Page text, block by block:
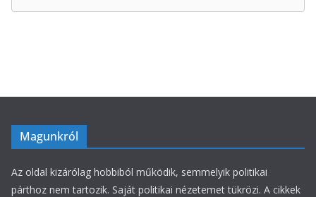
ó
Magunkról
Az oldal kizárólag hobbiból működik, semmelyik politikai
párthoz nem tartozik. Saját politikai nézetemet tükrözi. A cikkek